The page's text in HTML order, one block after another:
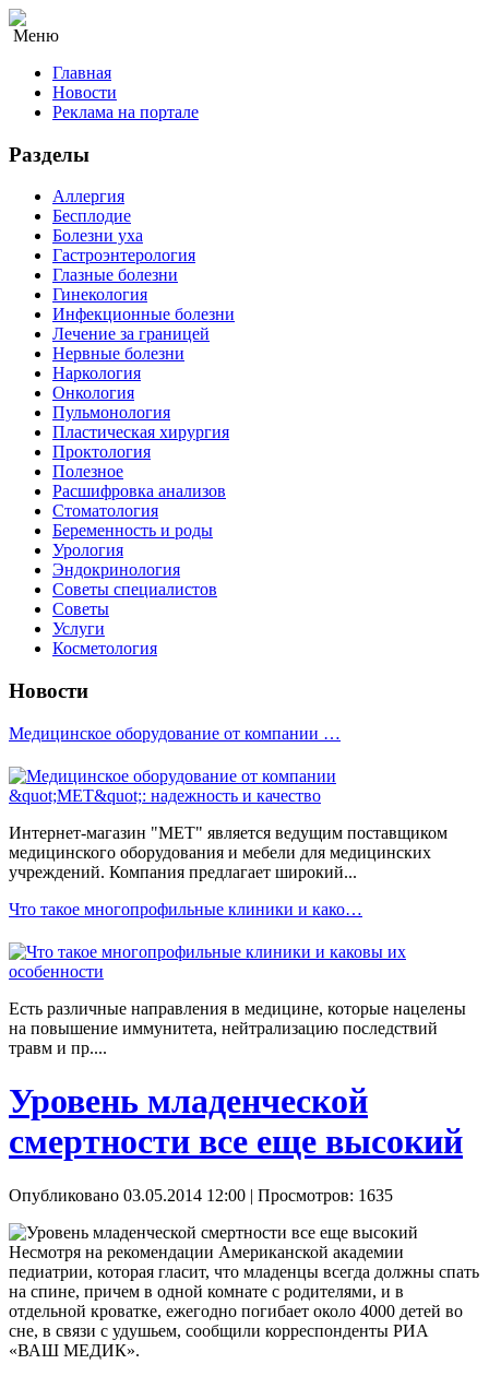
Меню
Главная
Новости
Реклама на портале
Разделы
Аллергия
Бесплодие
Болезни уха
Гастроэнтерология
Глазные болезни
Гинекология
Инфекционные болезни
Лечение за границей
Нервные болезни
Наркология
Онкология
Пульмонология
Пластическая хирургия
Проктология
Полезное
Расшифровка анализов
Стоматология
Беременность и роды
Урология
Эндокринология
Советы специалистов
Советы
Услуги
Косметология
Новости
Медицинское оборудование от компании …
Интернет-магазин "МЕТ" является ведущим поставщиком
медицинского оборудования и мебели для медицинских
учреждений. Компания предлагает широкий...
Что такое многопрофильные клиники и како…
Есть различные направления в медицине, которые нацелены
на повышение иммунитета, нейтрализацию последствий
травм и пр....
Уровень младенческой
смертности все еще высокий
Опубликовано 03.05.2014 12:00 | Просмотров: 1635
Несмотря на рекомендации Американской академии
педиатрии, которая гласит, что младенцы всегда должны спать
на спине, причем в одной комнате с родителями, и в
отдельной кроватке, ежегодно погибает около 4000 детей во
сне, в связи с удушьем, сообщили корреспонденты РИА
«ВАШ МЕДИК».